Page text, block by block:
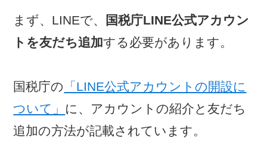
まず、LINEで、
国税庁LINE公式アカウン
トを友だち追加する必要があります。
国税庁の
「LINE公式アカウントの開設に
ついて」 に、アカウントの紹介と友だち
追加の方法が記載されています。